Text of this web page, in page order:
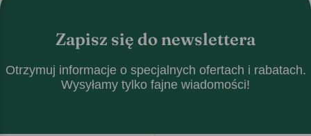
Zapisz się do newslettera
Otrzymuj informacje o specjalnych ofertach i rabatach.
Wysyłamy tylko fajne wiadomości!